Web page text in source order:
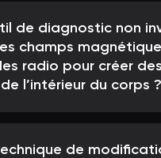
de diagnostic non
champs
radio pour créer des
l’intérieur du corps ?
de